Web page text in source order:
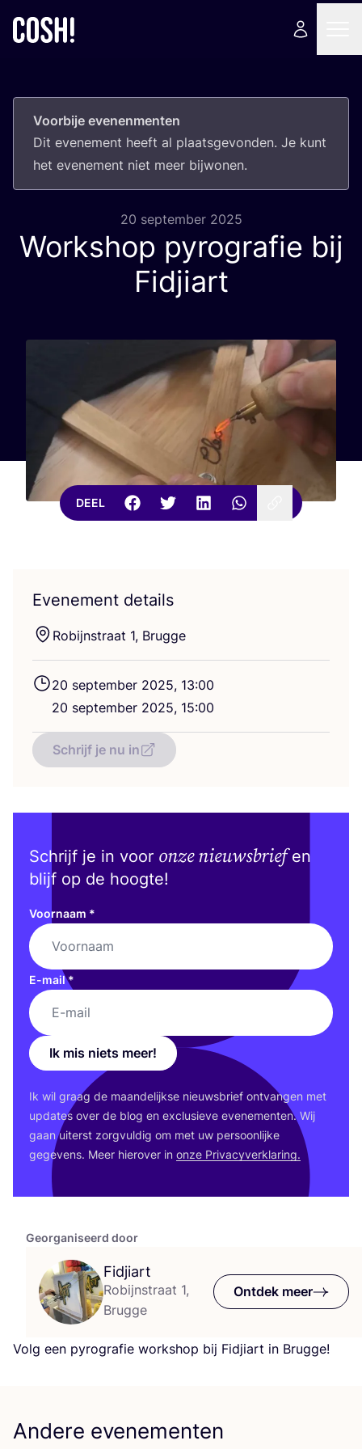
Voorbije evenenmenten
Dit eve­ne­ment heeft al plaats­ge­von­den. Je kunt
het eve­ne­ment niet meer bijwonen.
20 september 2025
Workshop pyrografie bij
Fidjiart
DEEL
Georganiseerd door
Fidjiart
Robijnstraat 1,
Brugge
Ontdek meer
Volg een pyro­gra­fie work­shop bij Fid­ji­art in Brugge!
Evenement details
Robijn­straat 1, Brugge
20 sep­tem­ber 2025, 13:00
20 sep­tem­ber 2025, 15:00
Schrijf je nu in
Schrijf je in voor onze nieuwsbriefen
blijf op de hoogte!
Voornaam *
E-mail*
Ik mis niets meer!
Ik wil graag de maan­de­lijk­se nieuws­brief ont­van­gen met
upda­tes over de blog en exclu­sie­ve eve­ne­men­ten. Wij
gaan uiterst zorg­vul­dig om met uw per­soon­lij­ke
gege­vens. Meer hier­over in onze Pri­va­cy­ver­kla­ring.
Andere evenementen